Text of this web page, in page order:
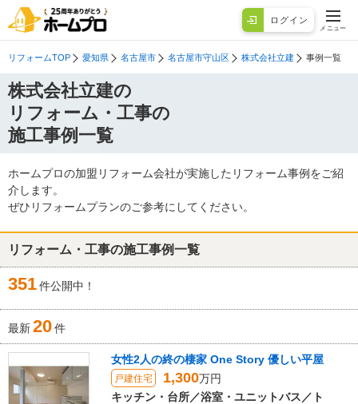
ログイン
メニュー
リフォームTOP 愛知県 名古屋市 名古屋市守山区 株式会社立建 事例一覧
株式会社立建の
リフォーム・工事の
施工事例一覧
ホームプロの加盟リフォーム会社が実施したリフォーム事例をご紹
介します。
ぜひリフォームプランのご参考にしてください。
リフォーム・工事の施工事例一覧
351件公開中！
最新20件
女性2人の終の棲家 One Story 優しい平屋
戸建住宅 1,300万円
キッチン・台所／浴室・ユニットバス／ト